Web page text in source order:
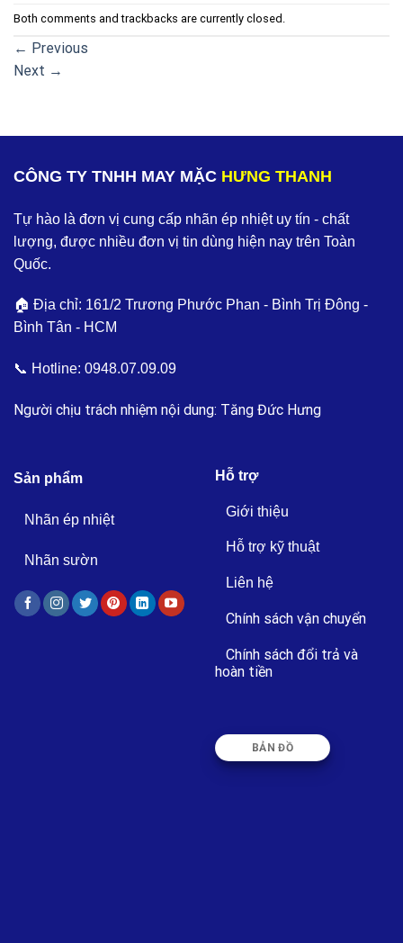
Both comments and trackbacks are currently closed.
← Previous
Next →
CÔNG TY TNHH MAY MẶC HƯNG THANH
Tự hào là đơn vị cung cấp nhãn ép nhiệt uy tín - chất
lượng, được nhiều đơn vị tin dùng hiện nay trên Toàn
Quốc.
🏠 Địa chỉ: 161/2 Trương Phước Phan - Bình Trị Đông -
Bình Tân - HCM
📞 Hotline: 0948.07.09.09
Người chịu trách nhiệm nội dung: Tăng Đức Hưng
Sản phẩm
Nhãn ép nhiệt
Nhãn sườn
Hỗ trợ
Giới thiệu
Hỗ trợ kỹ thuật
Liên hệ
Chính sách vận chuyển
Chính sách đổi trả và
hoàn tiền
BẢN ĐỒ